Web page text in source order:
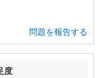
問題を報告する
度